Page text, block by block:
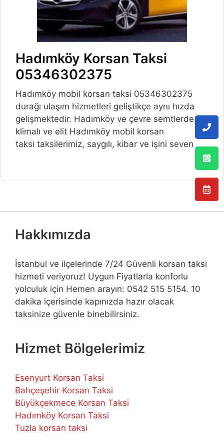
Hadımköy Korsan Taksi
05346302375
Hadımköy mobil korsan taksi 05346302375
durağı ulaşım hizmetleri geliştikçe aynı hızda
gelişmektedir. Hadımköy ve çevre semtlerde,
klimalı ve elit Hadımköy mobil korsan
taksi taksilerimiz, saygılı, kibar ve işini seven
Hakkımızda
İstanbul ve ilçelerinde 7/24 Güvenli korsan taksi
hizmeti veriyoruz! Uygun Fiyatlarla konforlu
yolculuk için Hemen arayın: 0542 515 5154. 10
dakika içerisinde kapınızda hazır olacak
taksinize güvenle binebilirsiniz.
Hizmet Bölgelerimiz
Esenyurt Korsan Taksi
Bahçeşehir Korsan Taksi
Büyükçekmece Korsan Taksi
Hadımköy Korsan Taksi
Tuzla korsan taksi